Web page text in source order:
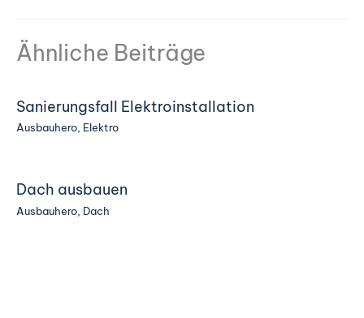
Ähnliche Beiträge
Sanierungsfall Elektroinstallation
Ausbauhero, Elektro
Dach ausbauen
Ausbauhero Dach